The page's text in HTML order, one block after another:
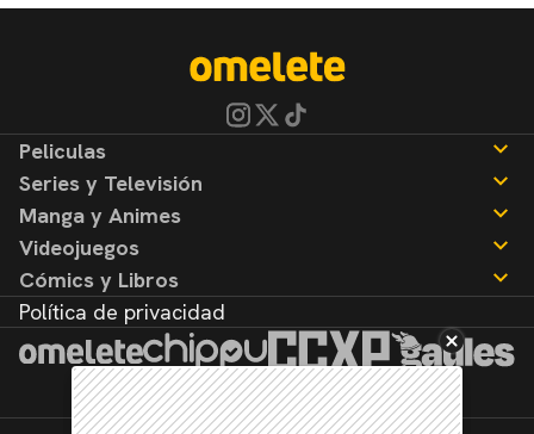
Peliculas
Noticias
Reseñas
Series y Televisión
Noticias
Reseñas
Manga y Animes
Noticias
Reseñas
Videojuegos
Noticias
Reseñas
Cómics y Libros
Noticias
Reseñas
Política de privacidad